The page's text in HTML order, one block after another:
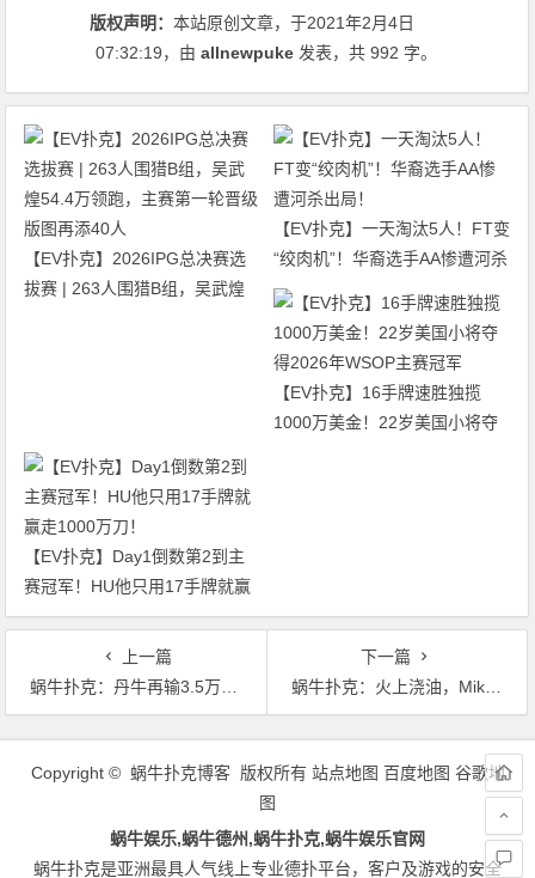
版权声明：本站原创文章，于2021年2月4日
07:32:19，由allnewpuke 发表，共 992 字。
【EV扑克】2026IPG总决赛选
拔赛 | 263人围猎B组，吴武煌
【EV扑克】一天淘汰5人！FT变
“绞肉机”！华裔选手AA惨遭河杀
出局！
【EV扑克】16手牌速胜独揽
1000万美金！22岁美国小将夺
【EV扑克】Day1倒数第2到主
赛冠军！HU他只用17手牌就赢
走1000万刀！
上一篇
蜗牛扑克：丹牛再输3.5万 单挑赛冠军头衔渺茫无望 第五届中州扑克巡回赛（MSPT）本周开赛
下一篇
蜗牛扑克：火上浇油，Mike Matusow抨击Doug Polk在单挑赛的表现像懦夫
文
Copyright © 蜗牛扑克博客 版权所有 站点地图 百度地图 谷歌地
图
蜗牛娱乐,蜗牛德州,蜗牛扑克,蜗牛娱乐官网
蜗牛扑克是亚洲最具人气线上专业德扑平台，客户及游戏的安全